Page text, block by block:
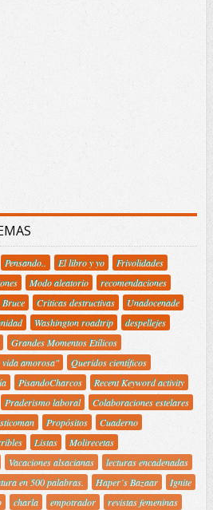
Pensando.. El libro y yo
Frivolidades
Modo aleatorio
recomendaciones
Bruce Criticas destructivas
Unadocenade
Washington roadtrip
despellejes
Grandes Momentos Etílicos
amorosa"
Queridos científicos
PisandoCharcos
Recent Keyword activity
Praderismo laboral
Colaboraciones estelares
Propósitos
Cuaderno
Listas
Molirecetas
Vacaciones alsacianas
lecturas encadenadas
en 500 palabras. Haper´s Bazaar
Ignite
charla empotrador
revistas femeninas